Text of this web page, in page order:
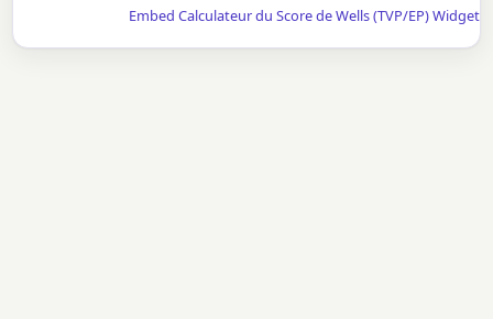
Embed Calculateur du Score de Wells (TVP/EP) Widget